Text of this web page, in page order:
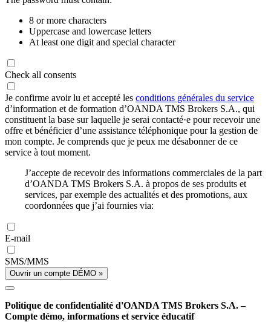
8 or more characters
Uppercase and lowercase letters
At least one digit and special character
Check all consents
Je confirme avoir lu et accepté les conditions générales du service
d’information et de formation d’OANDA TMS Brokers S.A., qui
constituent la base sur laquelle je serai contacté·e pour recevoir une
offre et bénéficier d’une assistance téléphonique pour la gestion de
mon compte. Je comprends que je peux me désabonner de ce
service à tout moment.
J’accepte de recevoir des informations commerciales de la part
d’OANDA TMS Brokers S.A. à propos de ses produits et
services, par exemple des actualités et des promotions, aux
coordonnées que j’ai fournies via:
E-mail
SMS/MMS
Ouvrir un compte DÉMO »
Politique de confidentialité d'OANDA TMS Brokers S.A. –
Compte démo, informations et service éducatif